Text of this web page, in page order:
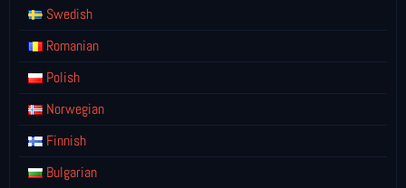
Swedish
Romanian
Polish
Norwegian
Finnish
Bulgarian